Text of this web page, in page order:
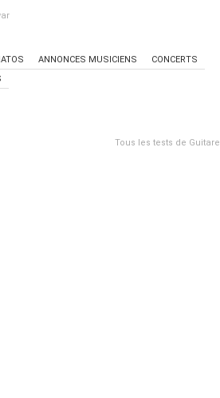
ANNONCES MUSICIENS
CONCERTS
Tous les tests de Guitare